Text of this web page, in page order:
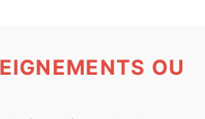
OU